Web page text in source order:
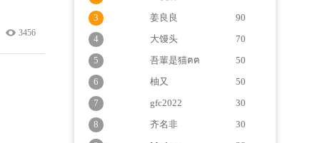
3456
3
姜良良
90
4
大馒头
70
5
吾輩是猫ฅฅ
50
6
柚又
50
7
gfc2022
30
8
齐名非
30